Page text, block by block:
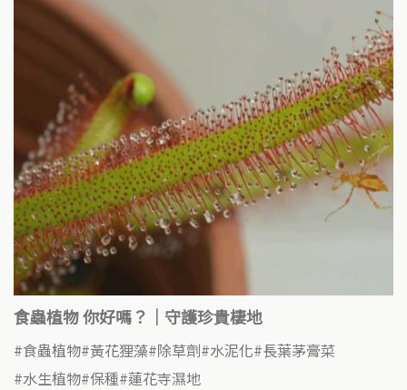
食蟲植物 你好嗎？｜守護珍貴棲地
食蟲植物 黃花狸藻 除草劑 水泥化 長葉茅膏菜
水生植物 保種 蓮花寺濕地